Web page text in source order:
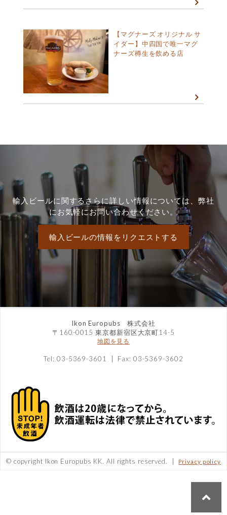
【マグナーズ オリジナル サ
イダー】中四国で唯一マグ
ナーズ樽生を飲める店
輸入ビールに関するさらに詳しい情報については、弊社
にお気軽にお問い合わせください。
輸入ビールの情報をリクエストする
Ikon Europubs 株式会社
〒160-0015 東京都新宿区大京町14-5
地図を見る
Tel: 03-5369-3601 | Fax: 03-5369-3602
© copyright Ikon Europubs KK. All rights reserved. |Privacy policy